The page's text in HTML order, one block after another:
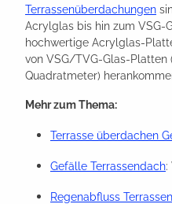
Terrassenüberdachungen
Acrylglas bis hin zum VSG-
hochwertige Acrylglas-
von VSG/TVG-Glas-
Quadratmeter)
Mehr zum Thema:
Terrasse überdachen
Gefälle Terrassendach:
Regenabfluss